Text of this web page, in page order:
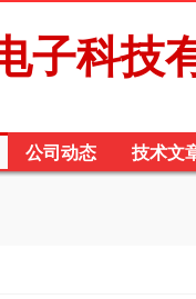
子科技
公司动态 技术文